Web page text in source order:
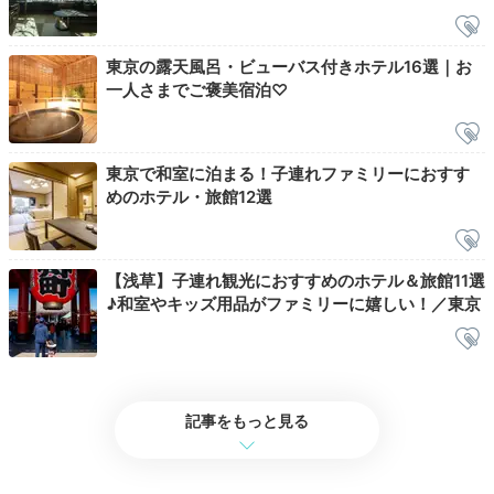
Breakfast
08:00
選べる朝食メニュー
和食にはお肉も！
東京の露天風呂・ビューバス付きホテル16選｜お
一人さまでご褒美宿泊♡
東京で和室に泊まる！子連れファミリーにおすす
めのホテル・旅館12選
【浅草】子連れ観光におすすめのホテル＆旅館11選
♪和室やキッズ用品がファミリーに嬉しい！／東京
記事をもっと見る